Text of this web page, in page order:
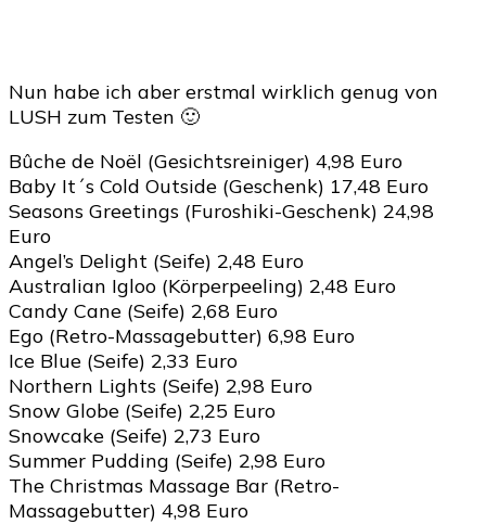
Nun habe ich aber erstmal wirklich genug von
LUSH zum Testen 🙂
Bûche de Noël (Gesichtsreiniger) 4,98 Euro
Baby It´s Cold Outside (Geschenk) 17,48 Euro
Seasons Greetings (Furoshiki-Geschenk) 24,98
Euro
Angel’s Delight (Seife) 2,48 Euro
Australian Igloo (Körperpeeling) 2,48 Euro
Candy Cane (Seife) 2,68 Euro
Ego (Retro-Massagebutter) 6,98 Euro
Ice Blue (Seife) 2,33 Euro
Northern Lights (Seife) 2,98 Euro
Snow Globe (Seife) 2,25 Euro
Snowcake (Seife) 2,73 Euro
Summer Pudding (Seife) 2,98 Euro
The Christmas Massage Bar (Retro-
Massagebutter) 4,98 Euro